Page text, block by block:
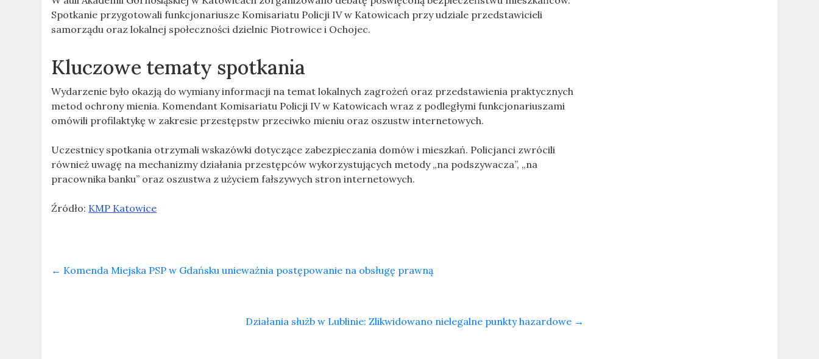
Spotkanie przygotowali funkcjonariusze Komisariatu Policji IV w Katowicach przy udziale przedstawicieli
samorządu oraz lokalnej społeczności dzielnic Piotrowice i Ochojec.
Kluczowe tematy spotkania
Wydarzenie było okazją do wymiany informacji na temat lokalnych zagrożeń oraz przedstawienia praktycznych
metod ochrony mienia. Komendant Komisariatu Policji IV w Katowicach wraz z podległymi funkcjonariuszami
omówili profilaktykę w zakresie przestępstw przeciwko mieniu oraz oszustw internetowych.
Uczestnicy spotkania otrzymali wskazówki dotyczące zabezpieczania domów i mieszkań. Policjanci zwrócili
również uwagę na mechanizmy działania przestępców wykorzystujących metody „na podszywacza”, „na
pracownika banku” oraz oszustwa z użyciem fałszywych stron internetowych.
Źródło: KMP Katowice
← Komenda Miejska PSP w Gdańsku unieważnia postępowanie na obsługę prawną
Działania służb w Lublinie: Zlikwidowano nielegalne punkty hazardowe →